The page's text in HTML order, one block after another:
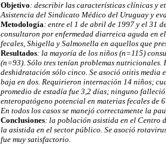
Objetivo: describir las características clínicas y
Asistencia del Sindicato Médico del Uruguay y
Metodología: entre el 1 de abril de 1997 y el 31
consultaron por enfermedad diarreica aguda en
fecales, Shigella y Salmonella en aquellos que
Resultados: la mayoría de los niños (n=115)
(n=93). Sólo tres tenían problemas nutricionales.
deshidratación sólo cinco. Se asoció otitis
baja en dos. Requirieron internación 14 niños;
promedio de estadía fue 3,2 días; ninguno
enteropatógeno potencial en materias fecales de
En todos los casos se manejó correctamente la
Conclusiones: la población asistida en el Centro
la asistida en el sector público. Se asoció
fue muy satisfactorio.